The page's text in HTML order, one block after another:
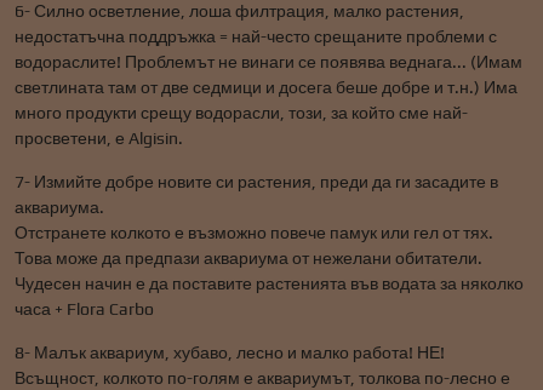
6- Силно осветление, лоша филтрация, малко растения,
недостатъчна поддръжка = най-често срещаните проблеми с
водораслите! Проблемът не винаги се появява веднага... (Имам
светлината там от две седмици и досега беше добре и т.н.) Има
много продукти срещу водорасли, този, за който сме най-
просветени, е Algisin.
7- Измийте добре новите си растения, преди да ги засадите в
аквариума.
Отстранете колкото е възможно повече памук или гел от тях.
Това може да предпази аквариума от нежелани обитатели.
Чудесен начин е да поставите растенията във водата за няколко
часа + Flora Carbo
8- Малък аквариум, хубаво, лесно и малко работа! НЕ!
Всъщност, колкото по-голям е аквариумът, толкова по-лесно е